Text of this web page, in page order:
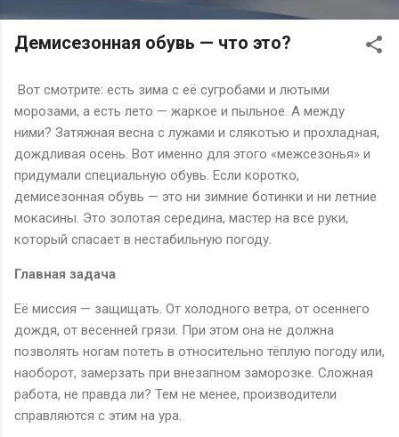
Демисезонная обувь — что это?
Вот смотрите: есть зима с её сугробами и лютыми
морозами, а есть лето — жаркое и пыльное. А между
ними? Затяжная весна с лужами и слякотью и прохладная,
дождливая осень. Вот именно для этого «межсезонья» и
придумали специальную обувь. Если коротко,
демисезонная обувь — это ни зимние ботинки и ни летние
мокасины. Это золотая середина, мастер на все руки,
который спасает в нестабильную погоду.
Главная задача
Её миссия — защищать. От холодного ветра, от осеннего
дождя, от весенней грязи. При этом она не должна
позволять ногам потеть в относительно тёплую погоду или,
наоборот, замерзать при внезапном заморозке. Сложная
работа, не правда ли? Тем не менее, производители
справляются с этим на ура.